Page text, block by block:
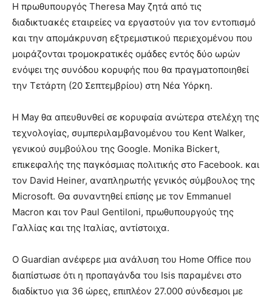
Η πρωθυπουργός Theresa May ζητά από τις
διαδικτυακές εταιρείες να εργαστούν για τον εντοπισμό
και την απομάκρυνση εξτρεμιστικού περιεχομένου που
μοιράζονται τρομοκρατικές ομάδες εντός δύο ωρών
ενόψει της συνόδου κορυφής που θα πραγματοποιηθεί
την Τετάρτη (20 Σεπτεμβρίου) στη Νέα Υόρκη.
Η May θα απευθυνθεί σε κορυφαία ανώτερα στελέχη της
τεχνολογίας, συμπεριλαμβανομένου του Kent Walker,
γενικού συμβούλου της Google. Monika Bickert,
επικεφαλής της παγκόσμιας πολιτικής στο Facebook. και
τον David Heiner, αναπληρωτής γενικός σύμβουλος της
Microsoft. Θα συναντηθεί επίσης με τον Emmanuel
Macron και τον Paul Gentiloni, πρωθυπουργούς της
Γαλλίας και της Ιταλίας, αντίστοιχα.
Ο Guardian ανέφερε μια ανάλυση του Home Office που
διαπίστωσε ότι η προπαγάνδα του Isis παραμένει στο
διαδίκτυο για 36 ώρες, επιπλέον 27.000 σύνδεσμοι με